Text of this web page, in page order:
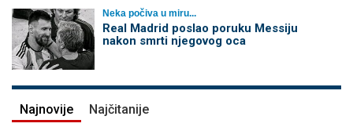
Neka počiva u miru...
Real Madrid poslao poruku Messiju
nakon smrti njegovog oca
Najnovije Najčitanije